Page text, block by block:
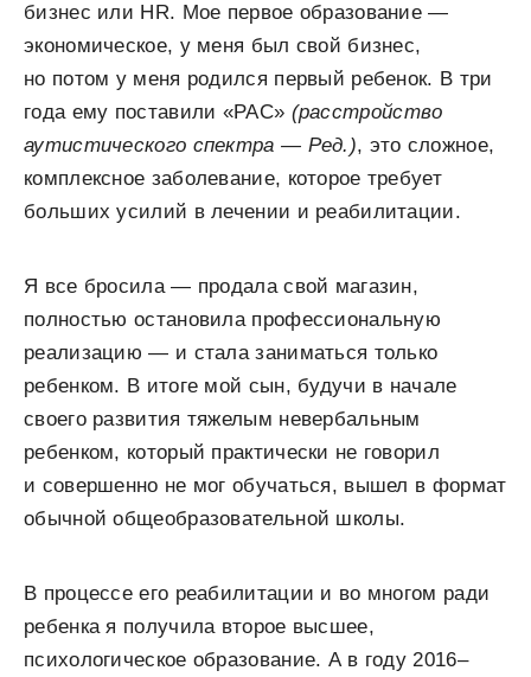
бизнес или HR. Мое первое образование —
экономическое, у меня был свой бизнес,
но потом у меня родился первый ребенок. В три
года ему поставили «РАС» (расстройство
аутистического спектра — Ред.), это сложное,
комплексное заболевание, которое требует
больших усилий в лечении и реабилитации.
Я все бросила — продала свой магазин,
полностью остановила профессиональную
реализацию — и стала заниматься только
ребенком. В итоге мой сын, будучи в начале
своего развития тяжелым невербальным
ребенком, который практически не говорил
и совершенно не мог обучаться, вышел в формат
обычной общеобразовательной школы.
В процессе его реабилитации и во многом ради
ребенка я получила второе высшее,
психологическое образование. А в году 2016–